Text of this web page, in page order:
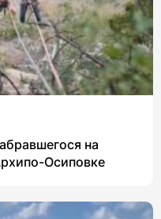
на
Осиповке